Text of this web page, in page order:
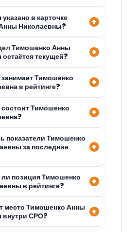
в карточке
Николаевны?
Тимошенко Анны
текущей?
занимает Тимошенко
в рейтинге?
Тимошенко
показатели Тимошенко
за последние
позиция Тимошенко
в рейтинге?
место Тимошенко Анны
внутри СРО?